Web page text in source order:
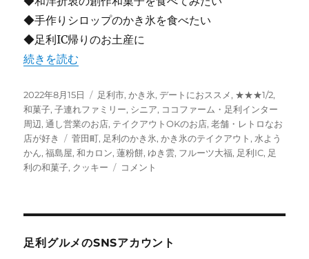
◆手作りシロップのかき氷を食べたい
◆足利IC帰りのお土産に
“【足利】”御菓子司 ふくしまや” 和菓子屋が本気で作
続きを読む
投
稿
日:
2022年8月15日
カ
テ
ゴ
リ
ー
足利市,かき氷,デートにおススメ, ★★★1/2,
和菓子,子連れファミリー, シニア, ココファーム・足利インター
周辺,通し営業のお店, テイクアウトOKのお店,老舗・レトロなお
店が好き
タ
グ
菅田町, 足利のかき氷,かき氷のテイクアウト,水よう
かん,福島屋,和カロン,蓮粉餅, ゆき雲, フルーツ大福, 足利IC, 足
利の和菓子, クッキー
【足
ふ
コメント
足利グルメのSNSアカウント